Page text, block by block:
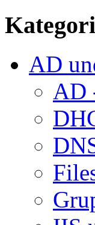
AD
AD